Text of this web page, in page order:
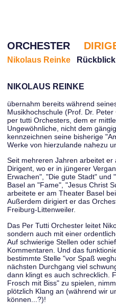
ORCHESTER
Nikolaus Reinke Rückblick
NIKOLAUS REINKE
übernahm bereits während
Musikhochschule (Prof. Dr.
per tutti Orchesters, dem er
Ungewöhnliche, nicht dem
kennzeichnen seine bisherige
Werke von hierzulande nahezu
Seit mehreren Jahren arbeitet
Dirigent, wo er in jüngerer
Erwachen", "Die gute Stadt" und
Basel an "Fame", "Jesus Christ
arbeitete er am Theater Basel
Außerdem dirigiert er das
Freiburg-Littenweiler.
Das Per Tutti Orchester leitet
sondern auch mit einer
Auf schwierige Stellen oder
Kommentaren. Und das
bestimmte Stelle "vor Spaß
nächsten Durchgang viel
dann klingt es auch schrecklich.
Frosch mit Biss" zu spielen,
plötzlich Klang an (während wir
können...?)!